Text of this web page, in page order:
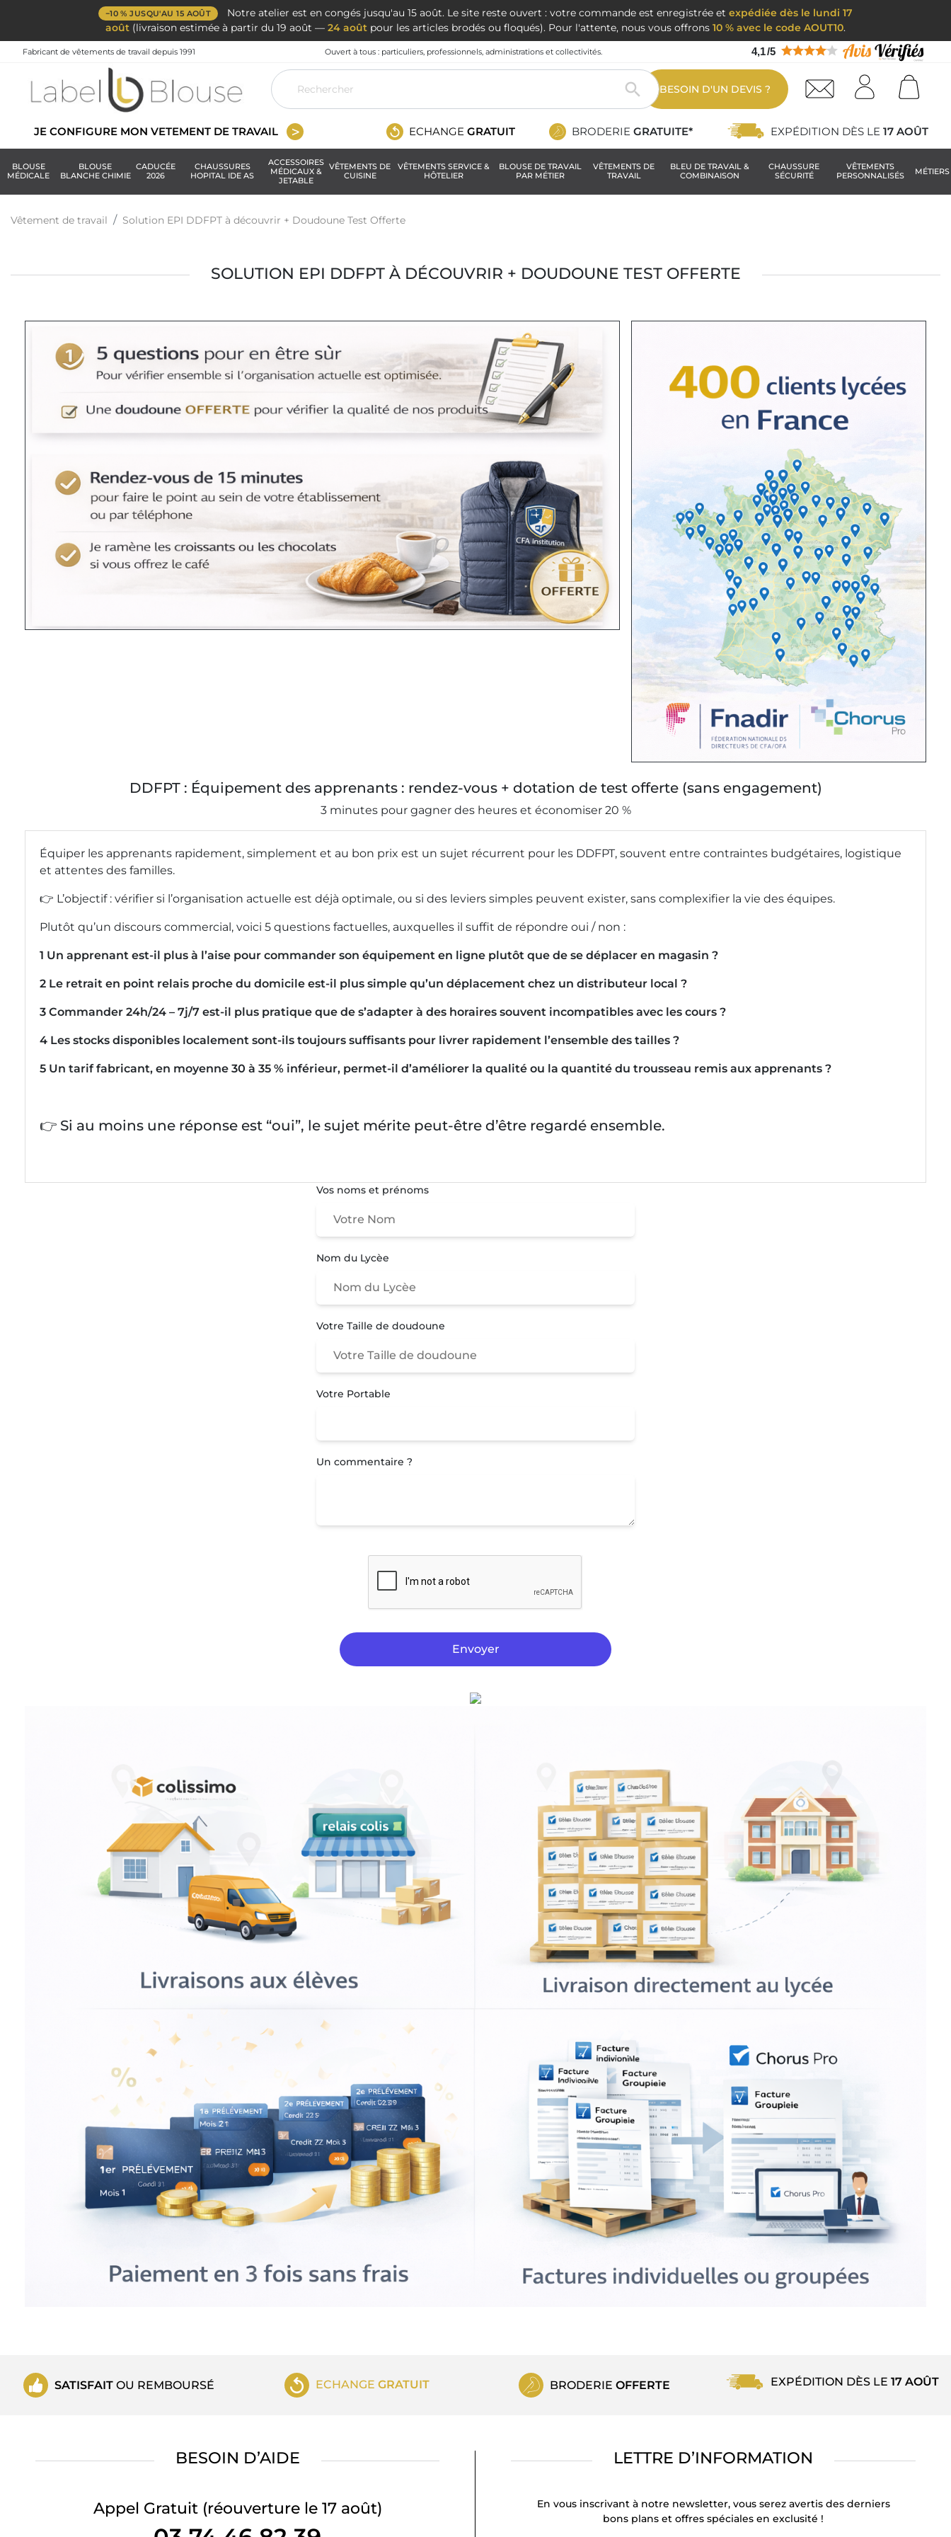
−10 % JUSQU'AU 15 AOÛT Notre atelier est en congés jusqu'au 15 août. Le site reste ouvert : votre commande est enregistrée etexpédiée dès le lundi 17
août (livraison estimée à partir du 19 août — 24 août pour les articles brodés ou floqués). Pour l'attente, nous vous offrons 10 % avec le code AOUT10.
Fabricant de vêtements de travail depuis 1991 Ouvert à tous : particuliers, professionnels, administrations et collectivités. 4,1/5
 BESOIN D'UN DEVIS ?
JE CONFIGURE MON VETEMENT DE TRAVAIL ECHANGE GRATUIT BRODERIE GRATUITE* EXPÉDITION DÈS LE 17 AOÛT
BLOUSE
MÉDICALE
BLOUSE
BLANCHE CHIMIE
CADUCÉE
2026
CHAUSSURES
HOPITAL IDE AS
ACCESSOIRES
MÉDICAUX &
JETABLE
VÊTEMENTS DE
CUISINE
VÊTEMENTS SERVICE &
HÔTELIER
BLOUSE DE TRAVAIL
PAR MÉTIER
VÊTEMENTS DE
TRAVAIL
BLEU DE TRAVAIL &
COMBINAISON
CHAUSSURE
SÉCURITÉ
VÊTEMENTS
PERSONNALISÉS
MÉTIERS
Vêtement de travail Solution EPI DDFPT à découvrir + Doudoune Test Offerte
SOLUTION EPI DDFPT À DÉCOUVRIR + DOUDOUNE TEST OFFERTE
DDFPT : Équipement des apprenants : rendez-vous + dotation de test offerte (sans engagement)
3 minutes pour gagner des heures et économiser 20 %
Équiper les apprenants rapidement, simplement et au bon prix est un sujet récurrent pour les DDFPT, souvent entre contraintes budgétaires, logistique
et attentes des familles.
👉 L’objectif : vérifier si l’organisation actuelle est déjà optimale, ou si des leviers simples peuvent exister, sans complexifier la vie des équipes.
Plutôt qu’un discours commercial, voici 5 questions factuelles, auxquelles il suffit de répondre oui / non :
1 Un apprenant est-il plus à l’aise pour commander son équipement en ligne plutôt que de se déplacer en magasin ?
2 Le retrait en point relais proche du domicile est-il plus simple qu’un déplacement chez un distributeur local ?
3 Commander 24h/24 – 7j/7 est-il plus pratique que de s’adapter à des horaires souvent incompatibles avec les cours ?
4 Les stocks disponibles localement sont-ils toujours suffisants pour livrer rapidement l’ensemble des tailles ?
5 Un tarif fabricant, en moyenne 30 à 35 % inférieur, permet-il d’améliorer la qualité ou la quantité du trousseau remis aux apprenants ?
👉 Si au moins une réponse est “oui”, le sujet mérite peut-être d’être regardé ensemble.
Vos noms et prénoms
Nom du Lycèe
Votre Taille de doudoune
Votre Portable
Un commentaire ?
Envoyer
SATISFAIT OU REMBOURSÉ ECHANGE GRATUIT BRODERIE OFFERTE EXPÉDITION DÈS LE 17 AOÛT
BESOIN D’AIDE
Appel Gratuit (réouverture le 17 août)
LETTRE D’INFORMATION
En vous inscrivant à notre newsletter, vous serez avertis des derniers
bons plans et offres spéciales en exclusité !